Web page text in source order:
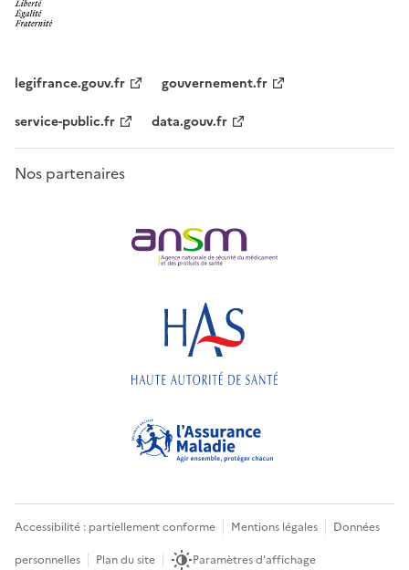
legifrance.gouv.fr
gouvernement.fr
service-public.fr
data.gouv.fr
Nos partenaires
Accessibilité : partiellement conforme Mentions légales
Données
personnelles
Plan du site Paramètres d'affichage